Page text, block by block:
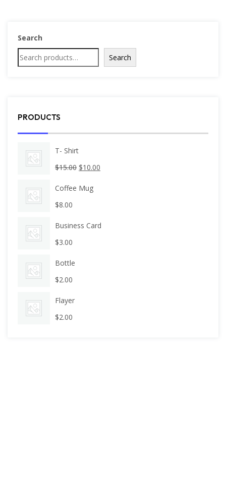
Search
Search
PRODUCTS
T- Shirt
$15.00 $10.00
Coffee Mug
$8.00
Business Card
$3.00
Bottle
$2.00
Flayer
$2.00